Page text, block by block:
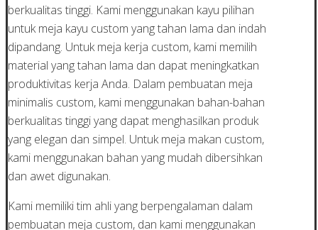
berkualitas tinggi. Kami menggunakan kayu pilihan
untuk meja kayu custom yang tahan lama dan indah
dipandang. Untuk meja kerja custom, kami memilih
material yang tahan lama dan dapat meningkatkan
produktivitas kerja Anda. Dalam pembuatan meja
minimalis custom, kami menggunakan bahan-bahan
berkualitas tinggi yang dapat menghasilkan produk
yang elegan dan simpel. Untuk meja makan custom,
kami menggunakan bahan yang mudah dibersihkan
dan awet digunakan.
Kami memiliki tim ahli yang berpengalaman dalam
pembuatan meja custom, dan kami menggunakan